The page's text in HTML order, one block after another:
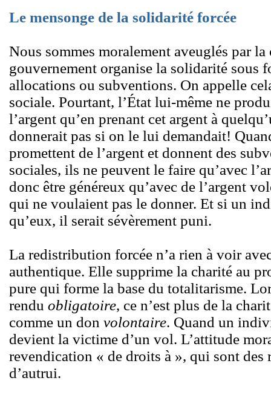
Le mensonge de la solidarité forcée
Nous sommes moralement aveuglés par
gouvernement organise la solidarité sous
allocations ou subventions. On appelle
sociale. Pourtant, l’État lui-même ne
l’argent qu’en prenant cet argent à
donnerait pas si on le lui demandait!
promettent de l’argent et donnent des
sociales, ils ne peuvent le faire qu’avec
donc être généreux qu’avec de l’argent
qui ne voulaient pas le donner. Et si un
qu’eux, il serait sévèrement puni.
La redistribution forcée n’a rien à voir
authentique. Elle supprime la charité au
pure qui forme la base du totalitarisme.
rendu obligatoire, ce n’est plus de la
comme un don volontaire. Quand un
devient la victime d’un vol. L’attitude
revendication « de droits à », qui sont
d’autrui.